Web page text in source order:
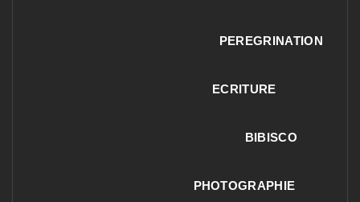
PEREGRINATION
ECRITURE
BIBISCO
PHOTOGRAPHIE